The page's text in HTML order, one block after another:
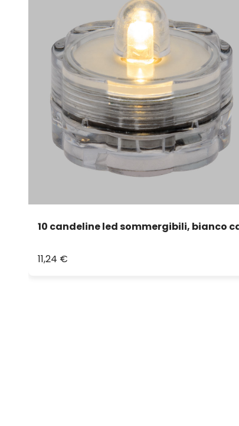
10 candeline led sommergibili, bianco
11,24 €